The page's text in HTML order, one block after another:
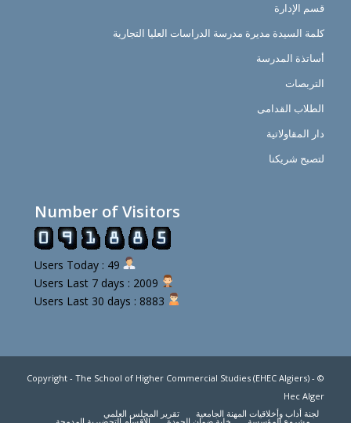
قسم الإدارة
كلمة السيدة مديرة مدرسة الدراسات العليا التجارية
أساتذة المدرسة
التربصات
الطلاب القدامى
دار المقاولاتية
لتصبح شريكنا
Number of Visitors
© Copyright - The School of Higher Commercial Studies (EHEC Algiers) -
Hec Alger
لجنة أداب وأخلاقيات المهنة الجامعية
تقرير المجلس العلمي